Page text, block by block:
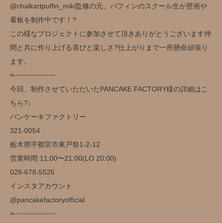
@chalkartpuffin_miki監修の元、パフィンのスクール生が壁画や
看板を制作中です！?
この様なプロジェクトに参加させて頂きありがとうございます仲
間と共に作り上げる喜びと楽しさ?仕上がりまで一所懸命頑張り
ます。
✁┈┈┈┈┈┈┈┈┈┈
今回、制作させていただいたPANCAKE FACTORY様の詳細はこ
ちら?↓
パンケーキファクトリー
321-0054
栃木県宇都宮市東戸祭1-2-12
営業時間 11:00〜21:00(LO 20:00)
️028-678-5525
インスタアカウント
@pancakefactoryofficial
✁┈┈┈┈┈┈┈┈┈┈